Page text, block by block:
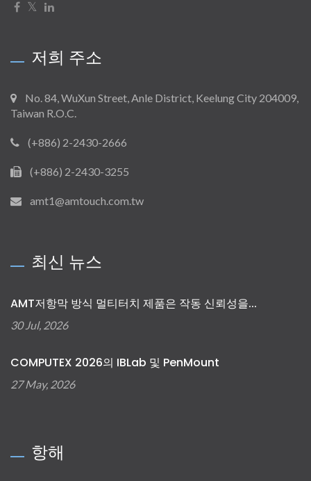
저희 주소
No. 84, WuXun Street, Anle District, Keelung City 204009,
Taiwan R.O.C.
(+886) 2-2430-2666
(+886) 2-2430-3255
amt1@amtouch.com.tw
최신 뉴스
AMT저항막 방식 멀티터치 제품은 작동 신뢰성을...
30 Jul, 2026
COMPUTEX 2026의 IBLab 및 PenMount
27 May, 2026
항해